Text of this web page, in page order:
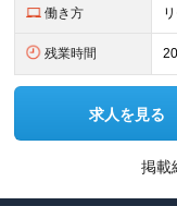
働き方
残業時間
求人を見る
掲載